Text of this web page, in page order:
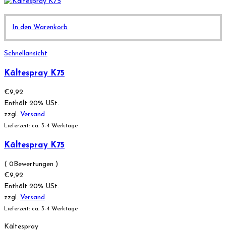
In den Warenkorb
Schnellansicht
Kältespray K75
€9,92
Enthält 20% USt.
zzgl. Versand
Lieferzeit: ca. 3-4 Werktage
Kältespray K75
( 0Bewertungen )
€9,92
Enthält 20% USt.
zzgl. Versand
Lieferzeit: ca. 3-4 Werktage
Kältespray